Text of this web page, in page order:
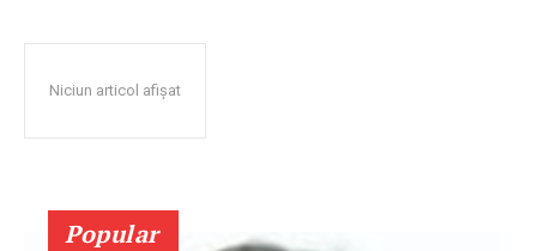
Niciun articol afișat
Popular